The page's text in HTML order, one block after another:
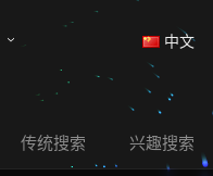
中文
传统搜索 兴趣搜索